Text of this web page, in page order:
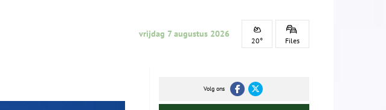
vrijdag 7 augustus 2026
20° Files
Volg ons